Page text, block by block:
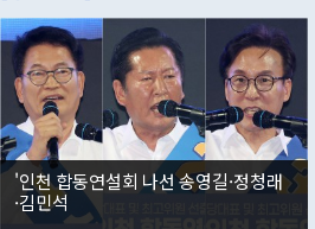
이 9월
며 "정
은 "그
잘랐다.
않았다
사합의
권이라
뒤 "여
부의 한
를 거
였던 올
인의 해
각각 증
국인의
감소하
경신했
분기 말
다. 내
다.
'인천 합동연설회 나선 송영길·정청래
·김민석